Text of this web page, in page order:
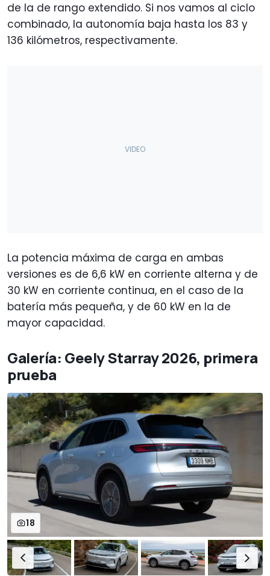
de la de rango extendido. Si nos vamos al ciclo
combinado, la autonomía baja hasta los 83 y
136 kilómetros, respectivamente.
La potencia máxima de carga en ambas
versiones es de 6,6 kW en corriente alterna y de
30 kW en corriente continua, en el caso de la
batería más pequeña, y de 60 kW en la de
mayor capacidad.
Galería: Geely Starray 2026, primera
prueba
18